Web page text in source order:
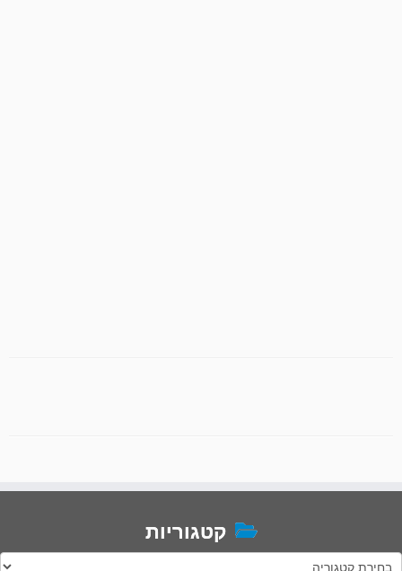
קטגוריות
קטגוריות